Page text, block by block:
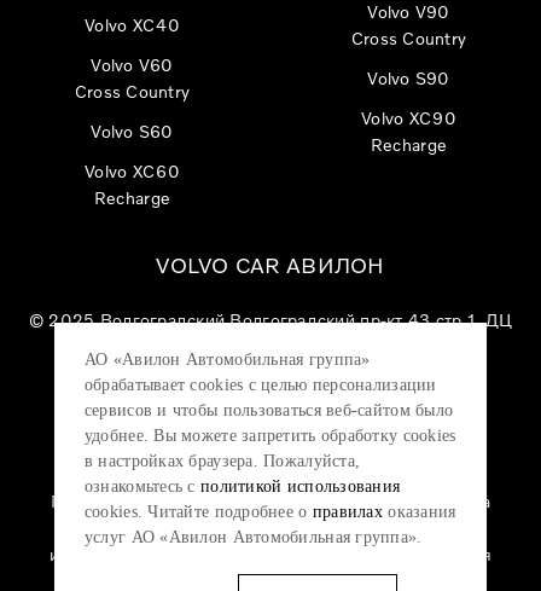
АО «Авилон Автомобильная группа»
обрабатывает cookies с целью персонализации
сервисов и чтобы пользоваться веб-сайтом было
удобнее. Вы можете запретить обработку сookies
в настройках браузера. Пожалуйста,
ознакомьтесь с политикой использования
cookies. Читайте подробнее о правилахоказания
услуг АО «Авилон Автомобильная группа».
Volvo XC40
Volvo V90
Cross Country
Volvo V60
Cross Country
Volvo S90
Volvo S60
Volvo XC90
Recharge
Volvo XC60
Recharge
VOLVO CAR АВИЛОН
© 2025Волгоградский Волгоградский пр-кт 43 стр 1, ДЦ
АО «Авилон АГ», ОГРН 1027700000151, ИНН
7705133757.
Политика конфиденциальности
Согласие на
обработку персональных данных
использования файлов cookie
Юридическая
информация